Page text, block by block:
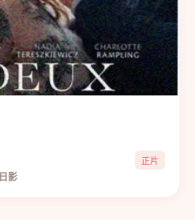
正片
影